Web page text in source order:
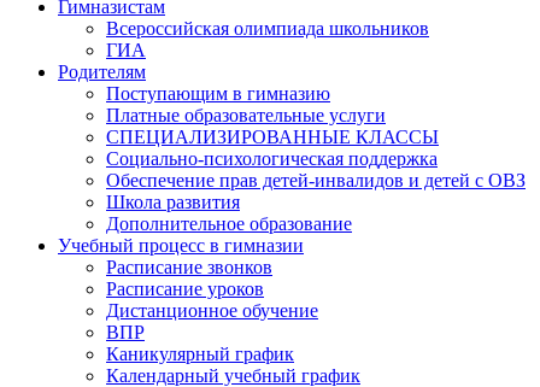
Гимназистам
Всероссийская олимпиада школьников
ГИА
Родителям
Поступающим в гимназию
Платные образовательные услуги
СПЕЦИАЛИЗИРОВАННЫЕ КЛАССЫ
Социально-психологическая поддержка
Обеспечение прав детей-инвалидов и детей с ОВЗ
Школа развития
Дополнительное образование
Учебный процесс в гимназии
Расписание звонков
Расписание уроков
Дистанционное обучение
ВПР
Каникулярный график
Календарный учебный график